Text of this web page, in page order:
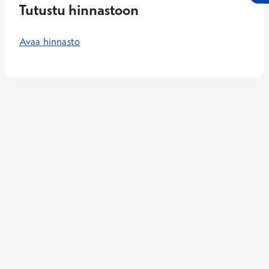
Tutustu hinnastoon
Avaa hinnasto